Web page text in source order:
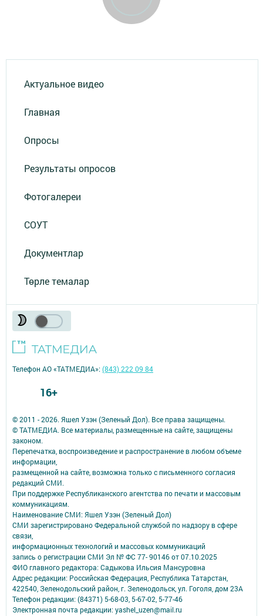
Актуальное видео
Главная
Опросы
Результаты опросов
Фотогалереи
СОУТ
Документлар
Төрле темалар
© 2011 - 2026. Яшел Узэн (Зеленый Дол). Все права защищены.
© ТАТМЕДИА. Все материалы, размещенные на сайте, защищены
законом.
Перепечатка, воспроизведение и распространение в любом объеме
информации,
размещенной на сайте, возможна только с письменного согласия
редакций СМИ.
При поддержке Республиканского агентства по печати и массовым
коммуникациям.
Наименование СМИ: Яшел Узэн (Зеленый Дол)
СМИ зарегистрировано Федеральной службой по надзору в сфере
связи,
информационных технологий и массовых коммуникаций
запись о регистрации СМИ Эл № ФС 77- 90146 от 07.10.2025
ФИО главного редактора: Садыкова Ильсия Мансуровна
Адрес редакции: Российская Федерация, Республика Татарстан,
422540, Зеленодольский район, г. Зеленодольск, ул. Гоголя, дом 23А
Телефон редакции: (84371) 5-68-03, 5-67-02, 5-77-46
Электронная почта редакции: yashel_uzen@mail.ru
Телефон АО «ТАТМЕДИА»:(843) 222 09 84
16+